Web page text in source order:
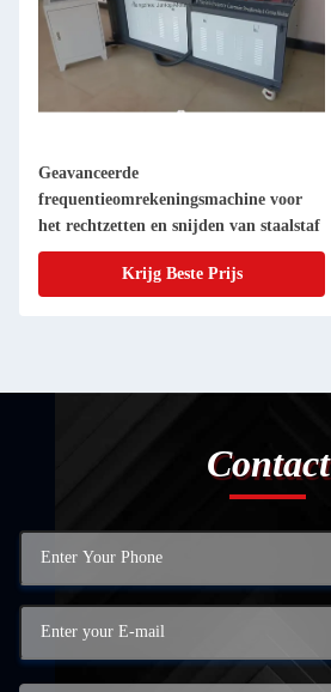
Geavanceerde
frequentieomrekeningsmachine voor
het rechtzetten en snijden van staalstaf
Krijg Beste Prijs
Contact